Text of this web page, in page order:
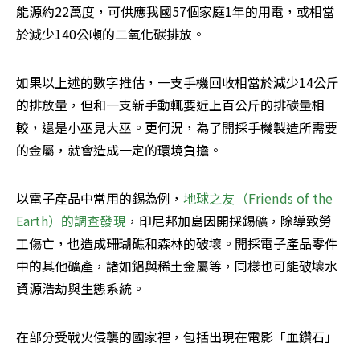
能源約22萬度，可供應我國57個家庭1年的用電，或相當
於減少140公噸的二氧化碳排放。
如果以上述的數字推估，一支手機回收相當於減少14公斤
的排放量，但和一支新手動輒要近上百公斤的排碳量相
較，還是小巫見大巫。更何況，為了開採手機製造所需要
的金屬，就會造成一定的環境負擔。
以電子產品中常用的錫為例， 地球之友（Friends of the
Earth）的調查發現 ，印尼邦加島因開採錫礦，除導致勞
工傷亡，也造成珊瑚礁和森林的破壞。開採電子產品零件
中的其他礦產，諸如鋁與稀土金屬等，同樣也可能破壞水
資源浩劫與生態系統。
在部分受戰火侵襲的國家裡，包括出現在電影「血鑽石」